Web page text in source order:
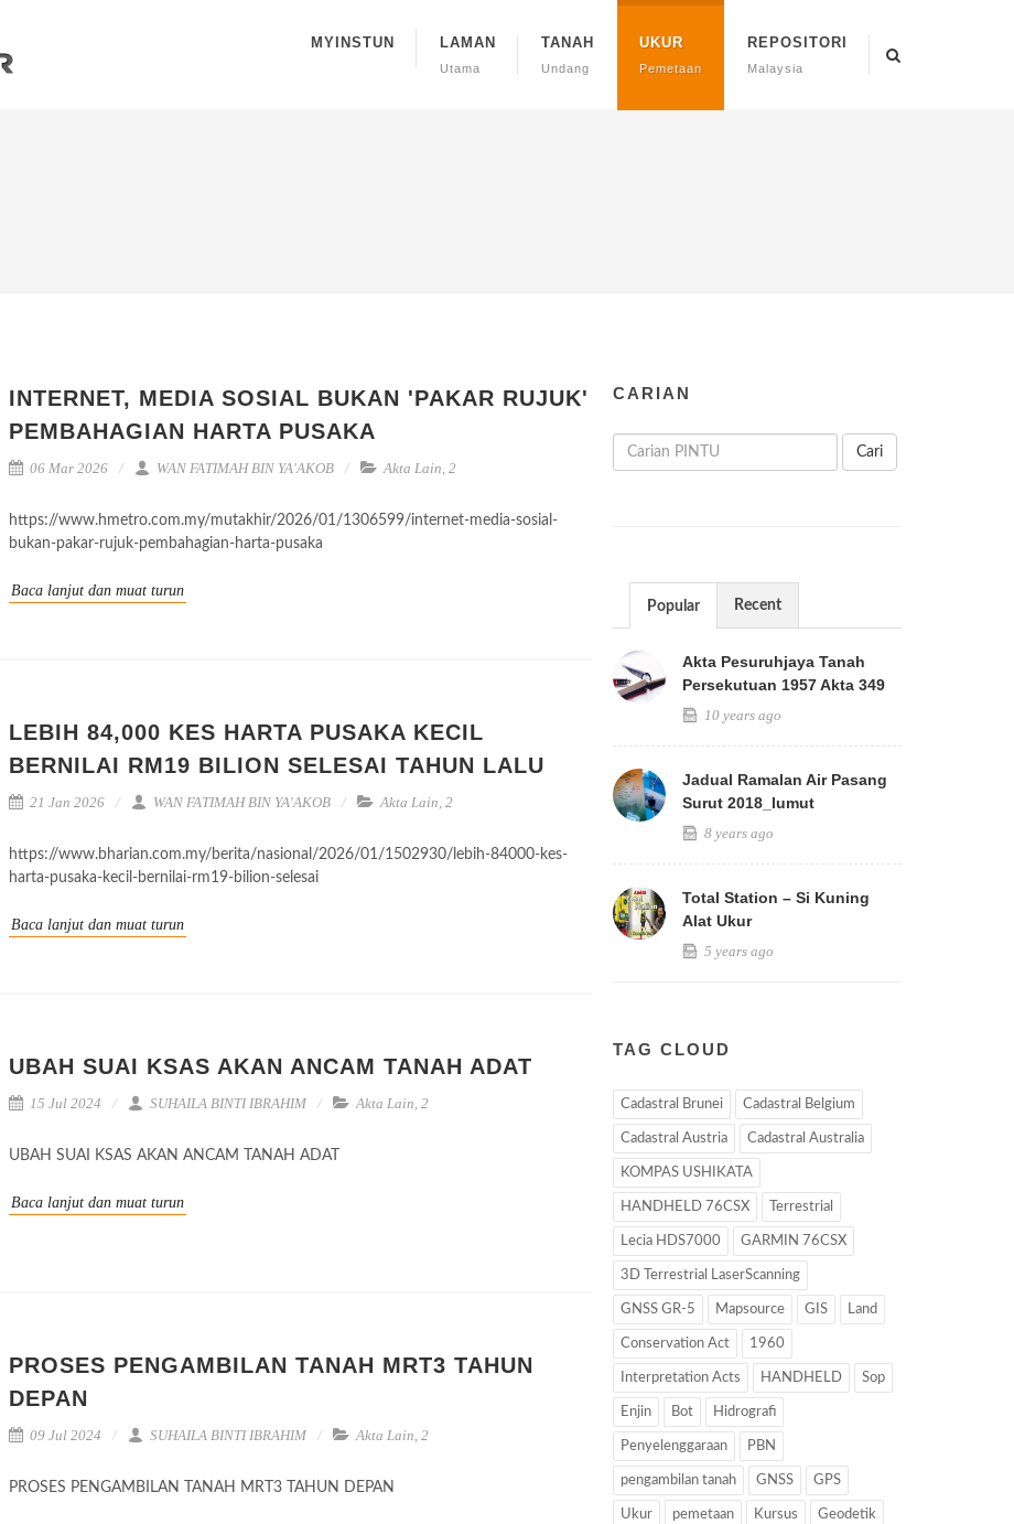
MYINSTUN LAMAN
Utama
TANAH
Undang
UKUR
Pemetaan
REPOSITORI
Malaysia
INTERNET, MEDIA SOSIAL BUKAN 'PAKAR RUJUK'
PEMBAHAGIAN HARTA PUSAKA
06 Mar 2026 WAN FATIMAH BIN YA'AKOB Akta Lain, 2
https://www.hmetro.com.my/mutakhir/2026/01/1306599/internet-media-sosial-
bukan-pakar-rujuk-pembahagian-harta-pusaka
Baca lanjut dan muat turun
LEBIH 84,000 KES HARTA PUSAKA KECIL
BERNILAI RM19 BILION SELESAI TAHUN LALU
21 Jan 2026 WAN FATIMAH BIN YA'AKOB Akta Lain, 2
https://www.bharian.com.my/berita/nasional/2026/01/1502930/lebih-84000-kes-
harta-pusaka-kecil-bernilai-rm19-bilion-selesai
Baca lanjut dan muat turun
UBAH SUAI KSAS AKAN ANCAM TANAH ADAT
15 Jul 2024 SUHAILA BINTI IBRAHIM Akta Lain, 2
UBAH SUAI KSAS AKAN ANCAM TANAH ADAT
Baca lanjut dan muat turun
PROSES PENGAMBILAN TANAH MRT3 TAHUN
DEPAN
09 Jul 2024 SUHAILA BINTI IBRAHIM Akta Lain 2
PROSES PENGAMBILAN TANAH MRT3 TAHUN DEPAN
CARIAN
Cari
Popular Recent
Akta Pesuruhjaya Tanah
Persekutuan 1957 Akta 349
10 years ago
Jadual Ramalan Air Pasang
Surut 2018_lumut
8 years ago
Total Station – Si Kuning
Alat Ukur
5 years ago
TAG CLOUD
Cadastral Brunei Cadastral Belgium
Cadastral Austria Cadastral Australia
KOMPAS USHIKATA
HANDHELD 76CSX Terrestrial
Lecia HDS7000 GARMIN 76CSX
3D Terrestrial LaserScanning
GNSS GR-5 Mapsource GIS Land
Conservation Act 1960
Interpretation Acts HANDHELD Sop
Enjin Bot Hidrografi
Penyelenggaraan PBN
pengambilan tanah GNSS GPS
Ukur pemetaan Kursus Geodetik